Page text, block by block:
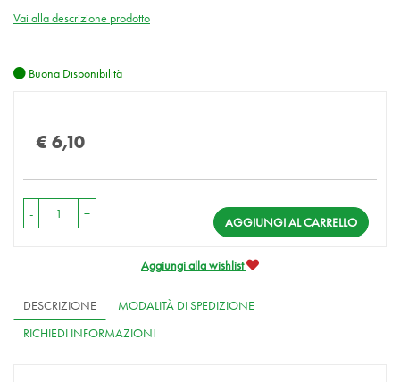
Vai alla descrizione prodotto
Buona Disponibilità
€ 6,10
- +
AGGIUNGI AL CARRELLO
Aggiungi alla wishlist
DESCRIZIONE
MODALITÀ DI SPEDIZIONE
RICHIEDI INFORMAZIONI